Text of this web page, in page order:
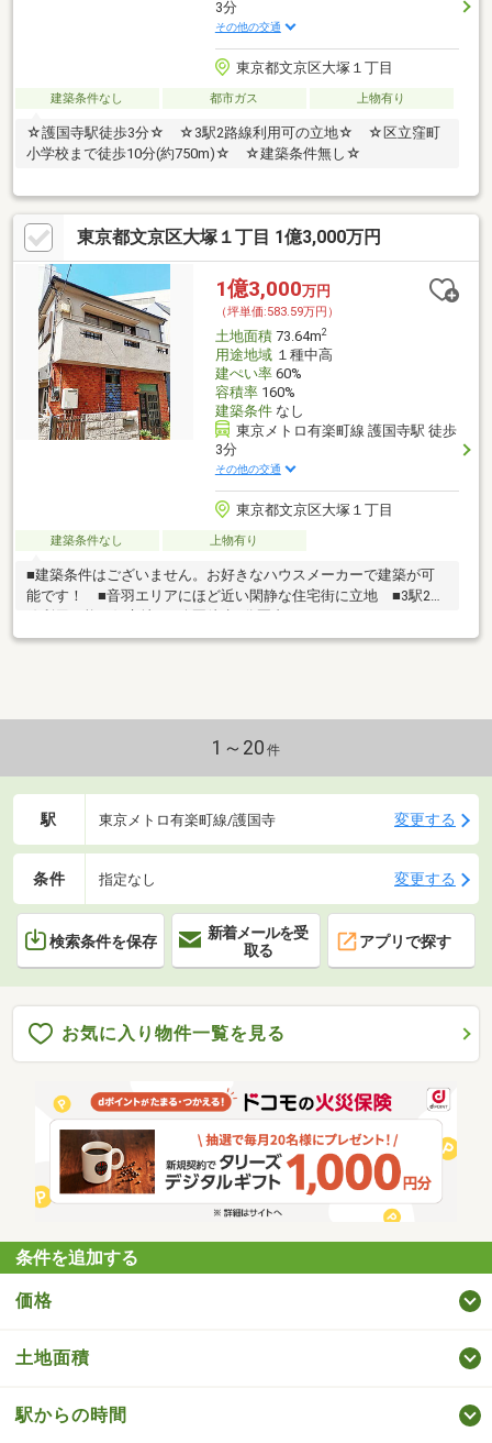
3分
その他の交通
東京都文京区大塚１丁目
建築条件なし 都市ガス 上物有り
☆護国寺駅徒歩3分☆ ☆3駅2路線利用可の立地☆ ☆区立窪町
小学校まで徒歩10分(約750m)☆ ☆建築条件無し☆
東京都文京区大塚１丁目 1億3,000万円
1億3,000万円
（坪単価:583.59万円）
土地面積73.64m2
用途地域１種中高
建ぺい率60%
容積率160%
建築条件なし
東京メトロ有楽町線 護国寺駅 徒歩
3分
その他の交通
東京都文京区大塚１丁目
建築条件なし 上物有り
■建築条件はございません。お好きなハウスメーカーで建築が可
能です！ ■音羽エリアにほど近い閑静な住宅街に立地 ■3駅2路
1～20 件
駅 東京メトロ有楽町線/護国寺 変更する
条件 指定なし 変更する
検索条件を保存
新着メールを受
取る
アプリで探す
お気に入り物件一覧を見る
条件を追加する
価格
土地面積
駅からの時間